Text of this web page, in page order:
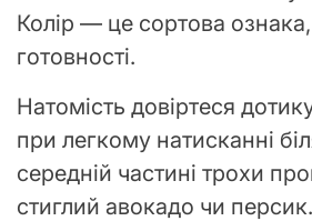
Колір — це сортова
готовності.
Натомість довіртеся
при легкому натисканні
середній частині трохи
стиглий авокадо чи